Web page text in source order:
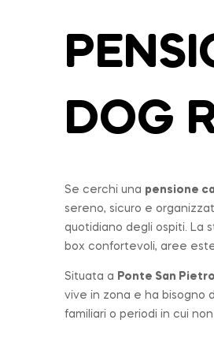
DOG
Se cerchi una pensione
sereno, sicuro e
quotidiano degli ospiti. La
box confortevoli, aree
Situata a Ponte San Pietro
vive in zona e ha bisogno
familiari o periodi in cui